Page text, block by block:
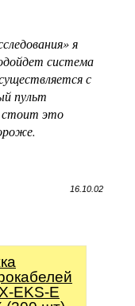
я
система
с
пульт
стоит это
16.10.02
EKS-E